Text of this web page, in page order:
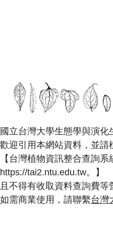
國立台灣大學生態學與演化
歡迎引用本網站資料，並請
【台灣植物資訊整合查詢系
https://tai2.ntu.edu.tw。】
且不得有收取資料查詢費等
如需商業使用，請聯繫台灣